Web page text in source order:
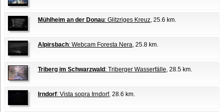
Mühlheim an der Donau: Glitzriges Kreuz, 25.6 km.
Alpirsbach: Webcam Foresta Nera, 25.8 km.
Triberg im Schwarzwald : Triberger Wasserfälle, 28.5 km.
Irndorf: Vista sopra Irndorf, 28.6 km.